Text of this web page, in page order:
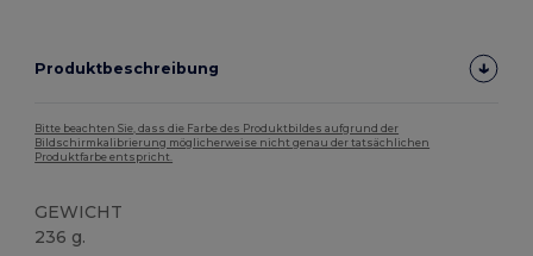
Produktbeschreibung
Bitte beachten Sie, dass die Farbe des Produktbildes aufgrund der
Bildschirmkalibrierung möglicherweise nicht genau der tatsächlichen
Produktfarbe entspricht.
GEWICHT
236 g.